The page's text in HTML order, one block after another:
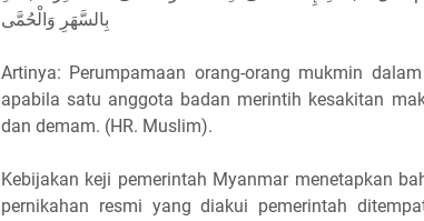
بِالسَّهَرِ وَالْحُمَّى
Artinya: Perumpamaan orang-orang mukmin
apabila satu anggota badan merintih kesakitan
dan demam. (HR. Muslim).
Kebijakan keji pemerintah Myanmar menetapkan
pernikahan resmi yang diakui pemerintah